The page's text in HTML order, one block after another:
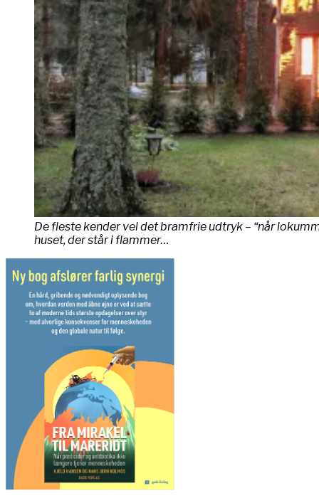
De fleste kender vel det bramfrie udtryk – “når
huset, der står i flammer…